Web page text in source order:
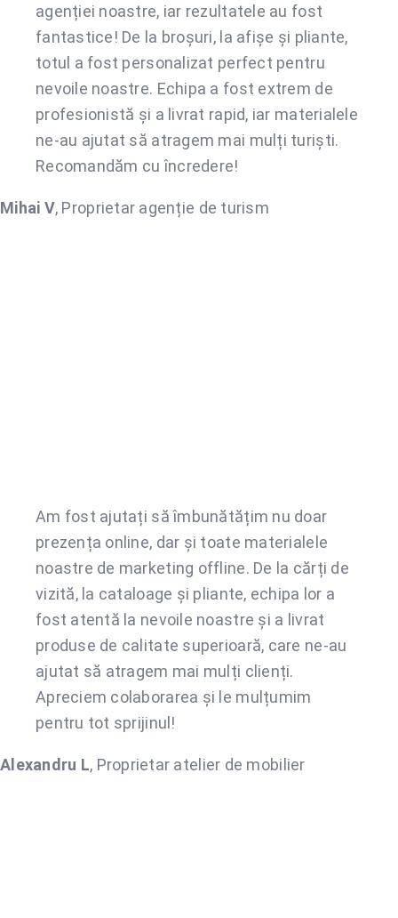
agenției noastre, iar rezultatele au fost
fantastice! De la broșuri, la afișe și pliante,
totul a fost personalizat perfect pentru
nevoile noastre. Echipa a fost extrem de
profesionistă și a livrat rapid, iar materialele
ne-au ajutat să atragem mai mulți turiști.
Recomandăm cu încredere!
Mihai V, Proprietar agenție de turism
Am fost ajutați să îmbunătățim nu doar
prezența online, dar și toate materialele
noastre de marketing offline. De la cărți de
vizită, la cataloage și pliante, echipa lor a
fost atentă la nevoile noastre și a livrat
produse de calitate superioară, care ne-au
ajutat să atragem mai mulți clienți.
Apreciem colaborarea și le mulțumim
pentru tot sprijinul!
Alexandru L, Proprietar atelier de mobilier